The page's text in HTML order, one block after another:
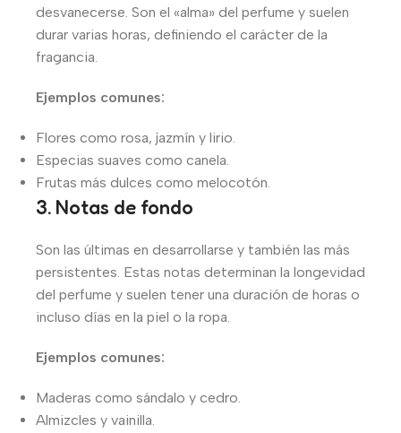
desvanecerse. Son el «alma» del perfume y suelen
durar varias horas, definiendo el carácter de la
fragancia.
Ejemplos comunes:
Flores como rosa, jazmín y lirio.
Especias suaves como canela.
Frutas más dulces como melocotón.
3. Notas de fondo
Son las últimas en desarrollarse y también las más
persistentes. Estas notas determinan la longevidad
del perfume y suelen tener una duración de horas o
incluso días en la piel o la ropa.
Ejemplos comunes:
Maderas como sándalo y cedro.
Almizcles y vainilla.